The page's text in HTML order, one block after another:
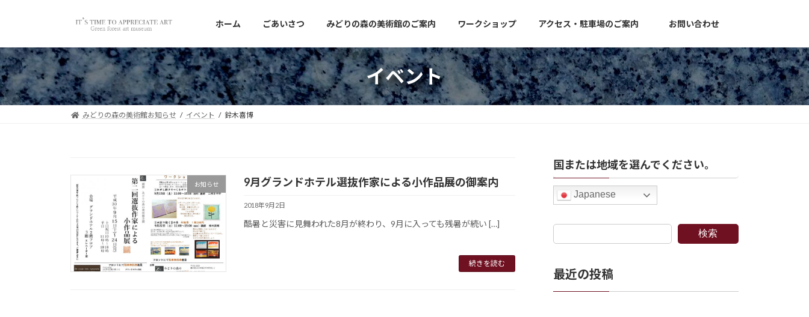
ン
ツ
へ
ス
キ
ー
シ
ョ
ン
に
ホーム ごあいさつ みどりの森の美術館のご案内 ワークショップ アクセス・駐車場のご案内 お問い合わせ
イベント
みどりの森の美術館お知らせ イベント 鈴木喜博
お知らせ 9月グランドホテル選抜作家による小作品展の御案内
2018年9月2日
酷暑と災害に見舞われた8月が終わり、9月に入っても残暑が続い […]
続きを読む
国または地域を選んでください。
Japanese
検索
最近の投稿